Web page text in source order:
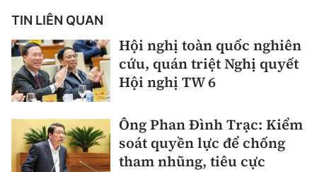
TIN LIÊN QUAN
Hội nghị toàn quốc nghiên
cứu, quán triệt Nghị quyết
Hội nghị TW 6
Ông Phan Đình Trạc: Kiểm
soát quyền lực để chống
tham nhũng, tiêu cực